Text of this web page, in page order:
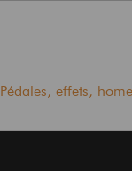
Pédales, effets,